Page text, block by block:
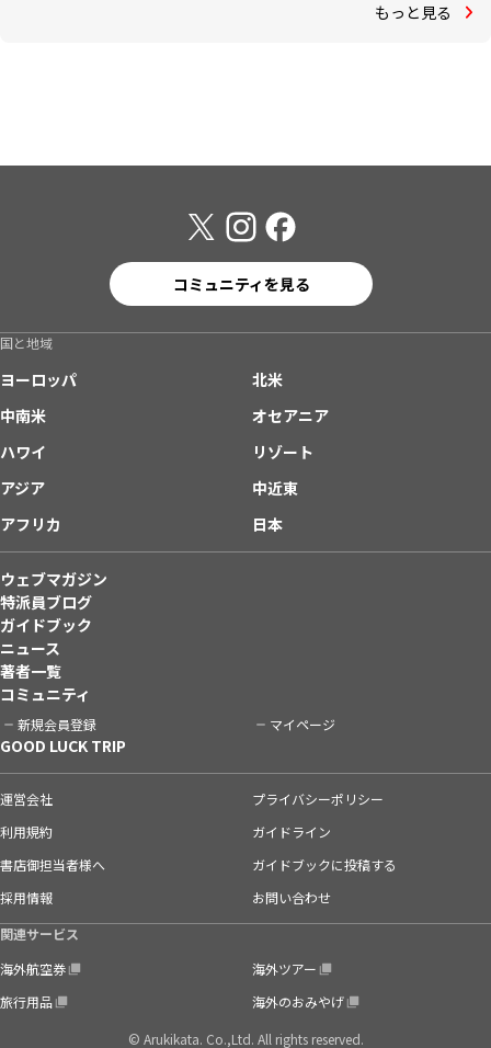
もっと見る
コミュニティを見る
国と地域
ヨーロッパ
北米
中南米
オセアニア
ハワイ
リゾート
アジア
中近東
アフリカ
日本
ウェブマガジン
特派員ブログ
ガイドブック
ニュース
著者一覧
コミュニティ
新規会員登録 マイページ
GOOD LUCK TRIP
運営会社
プライバシーポリシー
利用規約
ガイドライン
書店御担当者様へ
ガイドブックに投稿する
採用情報
お問い合わせ
関連サービス
海外航空券
海外ツアー
旅行用品
海外のおみやげ
© Arukikata. Co.,Ltd. All rights reserved.